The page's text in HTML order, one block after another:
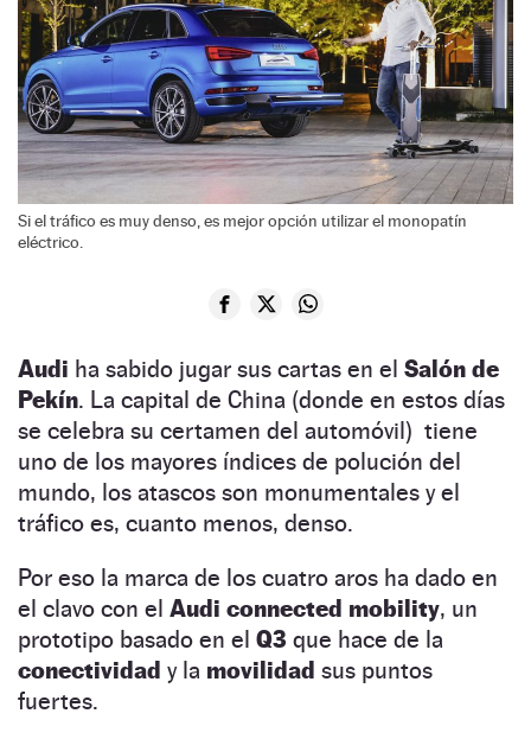
Si el tráfico es muy denso, es mejor opción utilizar el monopatín
eléctrico.
Audi ha sabido jugar sus cartas en el Salón de
Pekín. La capital de China (donde en estos días
se celebra su certamen del automóvil) tiene
uno de los mayores índices de polución del
mundo, los atascos son monumentales y el
tráfico es, cuanto menos, denso.
Por eso la marca de los cuatro aros ha dado en
el clavo con el Audi connected mobility, un
prototipo basado en el Q3 que hace de la
conectividad y la movilidad sus puntos
fuertes.